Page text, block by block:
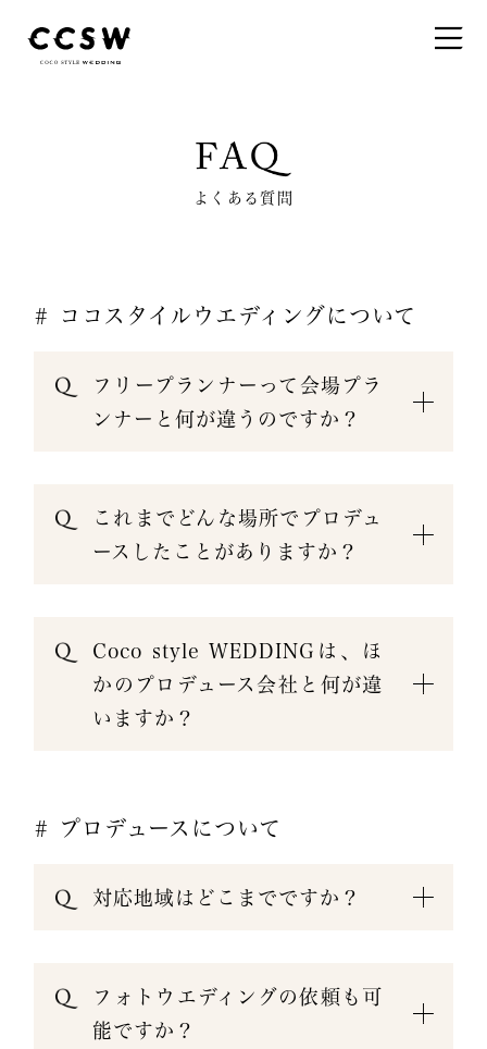
よくある質問
# ココスタイルウエディングについて
フリープランナーって会場プラ
ンナーと何が違うのですか？
これまでどんな場所でプロデュ
ースしたことがありますか？
Coco style WEDDINGは、ほ
かのプロデュース会社と何が違
いますか？
# プロデュースについて
対応地域はどこまでですか？
フォトウエディングの依頼も可
能ですか？